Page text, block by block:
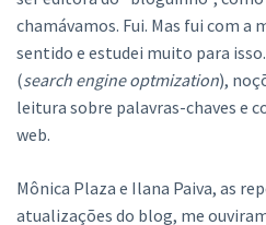
chamávamos. Fui. Mas fui com a
sentido e estudei muito para
(search engine optmization),
leitura sobre palavras-chaves e
web.
Mônica Plaza e Ilana Paiva, as
atualizações do blog, me